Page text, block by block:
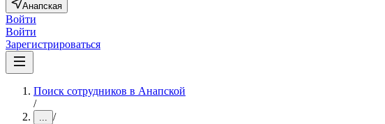
Анапская
Войти
Войти
Зарегистрироваться
Поиск сотрудников в Анапской
/
... /